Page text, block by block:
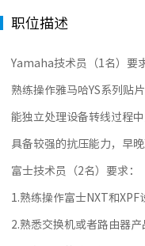
职位描述
Yamaha技术员（1名）要求
熟练操作雅马哈YS系列贴
能独立处理设备转线过程
具备较强的抗压能力，早
富士技术员（2名）要求：
1.熟练操作富士NXT和XPF
2.熟悉交换机或者路由器